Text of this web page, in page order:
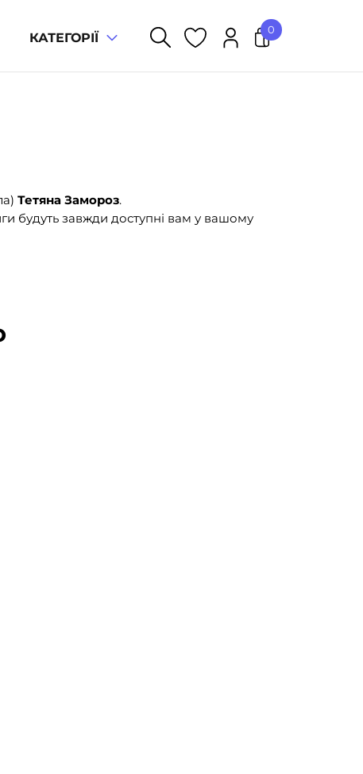
КАТЕГОРІЇ
0
У кошику немає товарів.
Тетяна Замороз.
будуть завжди доступні вам у вашому